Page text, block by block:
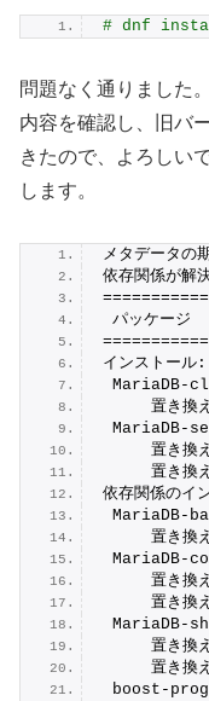
# dnf
問題なく通りました。
内容を確認し、旧バ
きたので、よろしい
します。
メタデータの
依存関係が解
パッケ
インストール:
置き換
置き換
置き換
依存関係のイ
置き換
置き換
置き換
置き換
置き
boost-